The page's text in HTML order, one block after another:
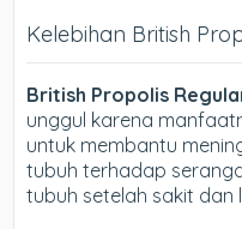
Kelebihan British
British Propolis
unggul karena
untuk membantu
tubuh terhadap
tubuh setelah sakit dan